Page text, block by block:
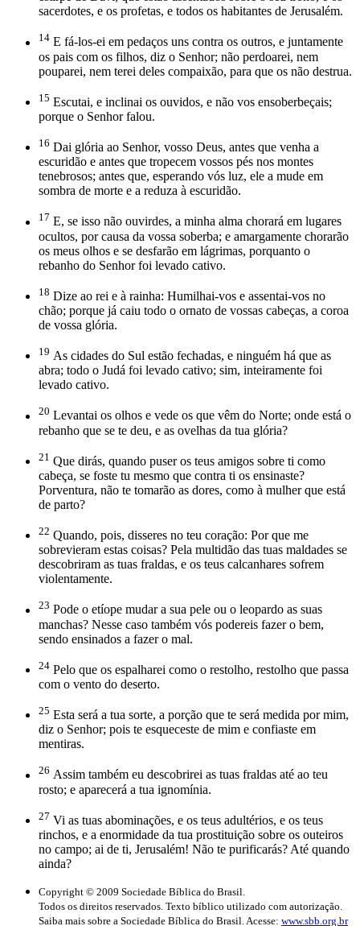
sacerdotes, e os profetas, e todos os habitantes de Jerusalém.
14 E fá-los-ei em pedaços uns contra os outros, e juntamente
os pais com os filhos, diz o Senhor; não perdoarei, nem
pouparei, nem terei deles compaixão, para que os não destrua.
15 Escutai, e inclinai os ouvidos, e não vos ensoberbeçais;
porque o Senhor falou.
16 Dai glória ao Senhor, vosso Deus, antes que venha a
escuridão e antes que tropecem vossos pés nos montes
tenebrosos; antes que, esperando vós luz, ele a mude em
sombra de morte e a reduza à escuridão.
17 E, se isso não ouvirdes, a minha alma chorará em lugares
ocultos, por causa da vossa soberba; e amargamente chorarão
os meus olhos e se desfarão em lágrimas, porquanto o
rebanho do Senhor foi levado cativo.
18 Dize ao rei e à rainha: Humilhai-vos e assentai-vos no
chão; porque já caiu todo o ornato de vossas cabeças, a coroa
de vossa glória.
19 As cidades do Sul estão fechadas, e ninguém há que as
abra; todo o Judá foi levado cativo; sim, inteiramente foi
levado cativo.
20 Levantai os olhos e vede os que vêm do Norte; onde está o
rebanho que se te deu, e as ovelhas da tua glória?
21 Que dirás, quando puser os teus amigos sobre ti como
cabeça, se foste tu mesmo que contra ti os ensinaste?
Porventura, não te tomarão as dores, como à mulher que está
de parto?
22 Quando, pois, disseres no teu coração: Por que me
sobrevieram estas coisas? Pela multidão das tuas maldades se
descobriram as tuas fraldas, e os teus calcanhares sofrem
violentamente.
23 Pode o etíope mudar a sua pele ou o leopardo as suas
manchas? Nesse caso também vós podereis fazer o bem,
sendo ensinados a fazer o mal.
24 Pelo que os espalharei como o restolho, restolho que passa
com o vento do deserto.
25 Esta será a tua sorte, a porção que te será medida por mim,
diz o Senhor; pois te esqueceste de mim e confiaste em
mentiras.
26 Assim também eu descobrirei as tuas fraldas até ao teu
rosto; e aparecerá a tua ignomínia.
27 Vi as tuas abominações, e os teus adultérios, e os teus
rinchos, e a enormidade da tua prostituição sobre os outeiros
no campo; ai de ti, Jerusalém! Não te purificarás? Até quando
ainda?
Copyright © 2009 Sociedade Bíblica do Brasil.
Todos os direitos reservados. Texto bíblico utilizado com autorização.
Saiba mais sobre a Sociedade Bíblica do Brasil. Acesse: www.sbb.org.br